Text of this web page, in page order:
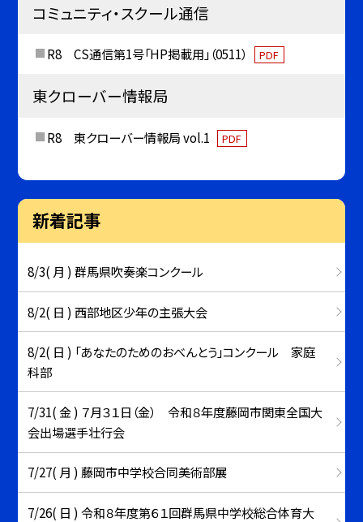
コミュニティ・スクール通信
R8 CS通信第1号「HP掲載用」（0511） PDF
東クローバー情報局
R8 東クローバー情報局 vol.1 PDF
新着記事
8/3( 月 ) 群馬県吹奏楽コンクール
8/2( 日 ) 西部地区少年の主張大会
8/2( 日 ) 「あなたのためのおべんとう」コンクール 家庭
科部
7/31( 金 ) ７月３１日（金） 令和８年度藤岡市関東全国大
会出場選手壮行会
7/27( 月 ) 藤岡市中学校合同美術部展
7/26( 日 ) 令和８年度第６１回群馬県中学校総合体育大